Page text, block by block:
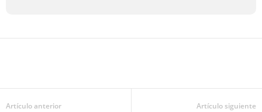
Artículo anterior Artículo siguiente